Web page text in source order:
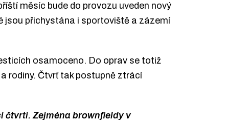
měsíc bude do provozu uveden nový
jsou přichystána i sportoviště a zázemí
osamoceno. Do oprav se totiž
rodiny. Čtvrť tak postupně ztrácí
čtvrti. Zejména brownfieldy v